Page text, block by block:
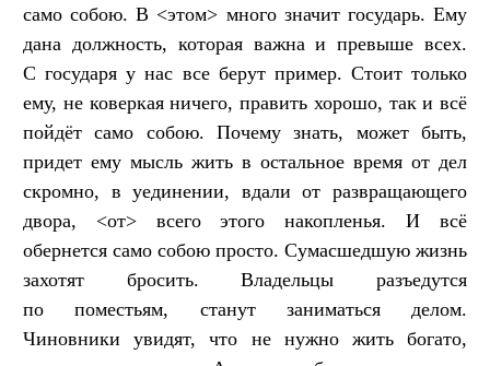
само собою. В <этом> много значит государь. Ему
дана должность, которая важна и превыше всех.
С государя у нас все берут пример. Стоит только
ему, не коверкая ничего, править хорошо, так и всё
пойдёт само собою. Почему знать, может быть,
придет ему мысль жить в остальное время от дел
скромно, в уединении, вдали от развращающего
двора, <от> всего этого накопленья. И всё
обернется само собою просто. Сумасшедшую жизнь
захотят бросить. Владельцы разъедутся
по поместьям, станут заниматься делом.
Чиновники увидят, что не нужно жить богато,